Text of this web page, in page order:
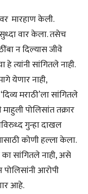
मारहाण केली.‎
वार केला. तसेच
न दिल्यास जीवे
हे त्यांनी‎ सांगितले नाही.
येणार नाही,
मराठी’ला‎ सांगितले
पोलिसांत तक्रार‎
गुन्हा दाखल
कोणी हल्ला केला.‎
का सांगितले नाही, असे‎
आरोपी‎
आहे.